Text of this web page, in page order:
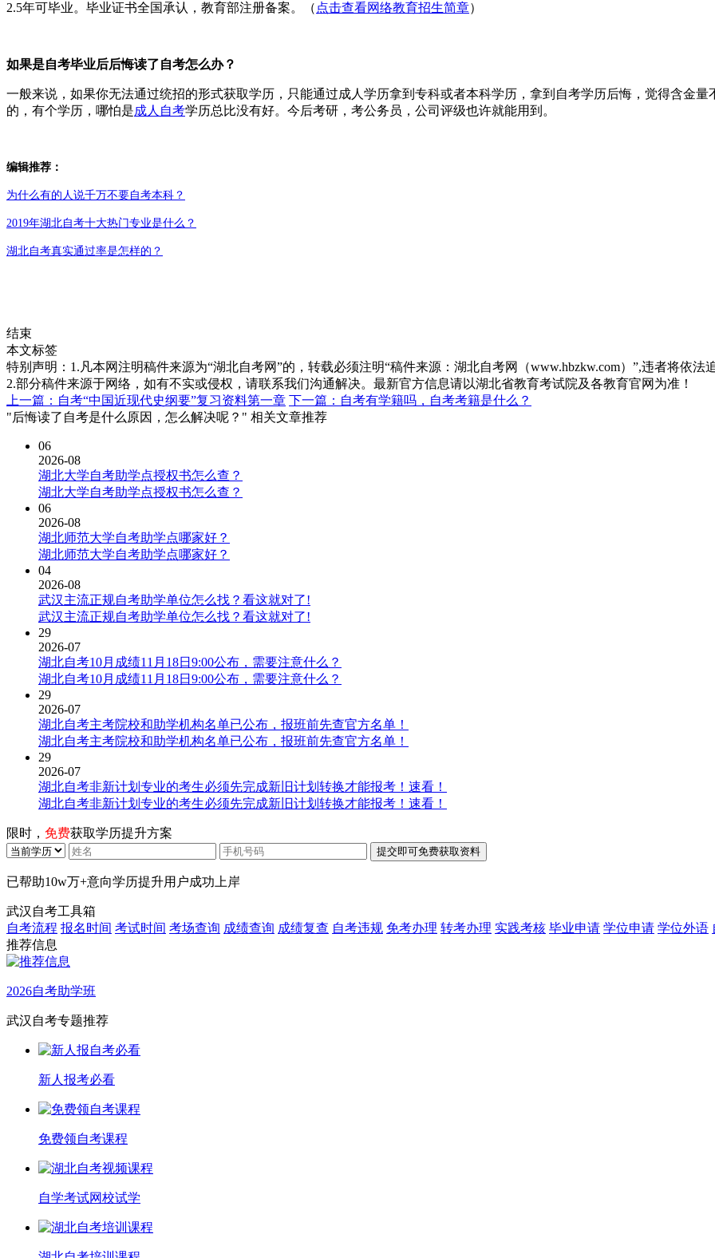
2.5年可毕业。 毕业证书全国承认， 教育部注册备案。（ 点击查看网络教育招生简章）
如果是自考毕业后后悔读了自考怎么办？
一般来说，如果你无法通过统招的形式获取学历，只能通过成人学历拿到专科或者本科学历，拿到自考学历后悔，觉得含金
的，有个学历，哪怕是成人自考学历总比没有好。今后考研，考公务员，公司评级也许就能用到。
编辑推荐：
为什么有的人说千万不要自考本科？
2019年湖北自考十大热门专业是什么？
湖北自考真实通过率是怎样的？
结束
本文标签
特别声明：1.凡本网注明稿件来源为“湖北自考网”的，转载必须注明“稿件来源：湖北自考网（www.hbzkw.com）”,违者将依法
2.部分稿件来源于网络，如有不实或侵权，请联系我们沟通解决。最新官方信息请以湖北省教育考试院及各教育官网为准！
上一篇：自考“中国近现代史纲要”复习资料第一章 下一篇：自考有学籍吗，自考考籍是什么？
"后悔读了自考是什么原因，怎么解决呢？" 相关文章推荐
06
2026-08
湖北大学自考助学点授权书怎么查？
湖北大学自考助学点授权书怎么查？
06
2026-08
湖北师范大学自考助学点哪家好？
湖北师范大学自考助学点哪家好？
04
2026-08
武汉主流正规自考助学单位怎么找？看这就对了!
武汉主流正规自考助学单位怎么找？看这就对了!
29
2026-07
湖北自考10月成绩11月18日9:00公布，需要注意什么？
湖北自考10月成绩11月18日9:00公布，需要注意什么？
29
2026-07
湖北自考主考院校和助学机构名单已公布，报班前先查官方名单！
湖北自考主考院校和助学机构名单已公布，报班前先查官方名单！
29
2026-07
湖北自考非新计划专业的考生必须先完成新旧计划转换才能报考！速看！
湖北自考非新计划专业的考生必须先完成新旧计划转换才能报考！速看！
限时， 免费获取学历提升方案
已帮助10w万+意向学历提升用户成功上岸
武汉自考工具箱
自考流程 报名时间 考试时间 考场查询 成绩查询 成绩复查 自考违规 免考办理 转考办理 实践考核 毕业申请 学位申请 学位外语
推荐信息
2026自考助学班
武汉自考专题推荐
新人报考必看
免费领自考课程
自学考试网校试学